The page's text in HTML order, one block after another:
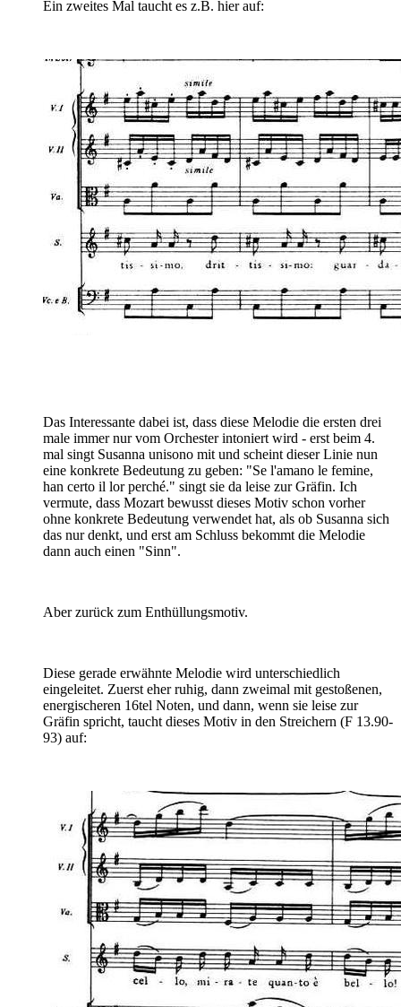
Ein zweites Mal taucht es z.B. hier auf:
Das Interessante dabei ist, dass diese Melodie die ersten drei
male immer nur vom Orchester intoniert wird - erst beim 4.
mal singt Susanna unisono mit und scheint dieser Linie nun
eine konkrete Bedeutung zu geben: "Se l'amano le femine,
han certo il lor perché." singt sie da leise zur Gräfin. Ich
vermute, dass Mozart bewusst dieses Motiv schon vorher
ohne konkrete Bedeutung verwendet hat, als ob Susanna sich
das nur denkt, und erst am Schluss bekommt die Melodie
dann auch einen "Sinn".
Aber zurück zum Enthüllungsmotiv.
Diese gerade erwähnte Melodie wird unterschiedlich
eingeleitet. Zuerst eher ruhig, dann zweimal mit gestoßenen,
energischeren 16tel Noten, und dann, wenn sie leise zur
Gräfin spricht, taucht dieses Motiv in den Streichern (F 13.90-
93) auf: